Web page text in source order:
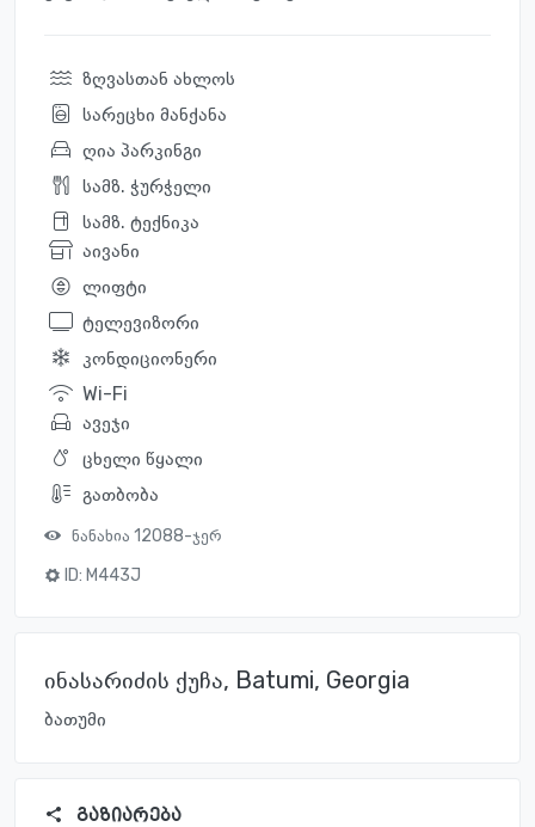
ზღვასთან ახლოს
სარეცხი მანქანა
ღია პარკინგი
სამზ. ჭურჭელი
სამზ. ტექნიკა
აივანი
ლიფტი
ტელევიზორი
კონდიციონერი
Wi-Fi
ავეჯი
ცხელი წყალი
გათბობა
ნანახია 12088-ჯერ
ID: M443J
ინასარიძის ქუჩა, Batumi, Georgia
ბათუმი
გაზიარება